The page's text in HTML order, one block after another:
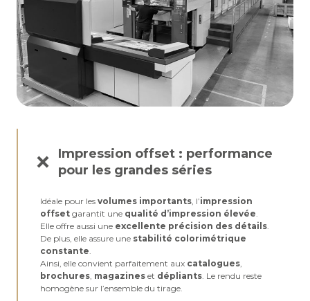
Impression offset : performance
pour les grandes séries
Idéale pour les volumes importants , l’impression
offset garantit une qualité d’impression élevée
Elle offre aussi une excellente précision des détails
De plus, elle assure une stabilité colorimétrique
constante
Ainsi, elle convient parfaitement aux catalogues
brochures magazines et dépliants . Le rendu reste
homogène sur l’ensemble du tirage.